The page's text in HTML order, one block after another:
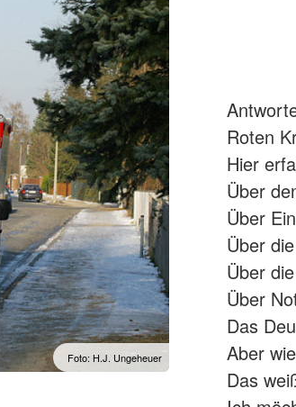
Foto: H.J. Ungeheuer
Roten
Hier
Über
Über
Über
Über
Über
Das
Aber
Das